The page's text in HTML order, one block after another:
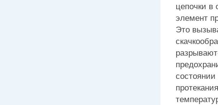
цепочки в
элемент
Это
состоянии